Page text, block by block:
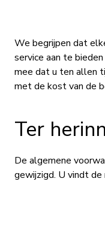
We begrijpen dat
service aan te
mee dat u ten allen
met de kost van de
Ter
De algemene
gewijzigd. U vindt